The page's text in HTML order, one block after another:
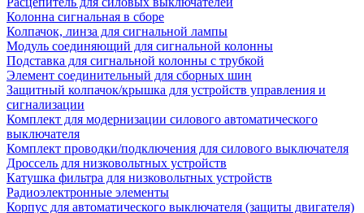
Колонна сигнальная в сборе
Колпачок, линза для сигнальной лампы
Модуль соединяющий для сигнальной колонны
Подставка для сигнальной колонны с трубкой
Элемент соединительный для сборных шин
Защитный колпачок/крышка для устройств управления и
сигнализации
Комплект для модернизации силового автоматического
выключателя
Комплект проводки/подключения для силового выключателя
Дроссель для низковольтных устройств
Катушка фильтра для низковольтных устройств
Радиоэлектронные элементы
Корпус для автоматического выключателя (защиты двигателя)